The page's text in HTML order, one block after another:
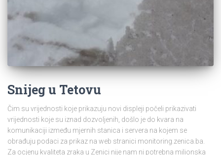
Snijeg u Tetovu
Čim su vrijednosti koje prikazuju novi displeji počeli prikazivati
vrijednosti koje su iznad dozvoljenih, došlo je do kvara na
komunikaciji između mjernih stanica i servera na kojem se
obrađuju podaci za prikaz na web stranici monitoring.zenica.ba.
Za ocjenu kvaliteta zraka u Zenici nije nam ni potrebna milionska